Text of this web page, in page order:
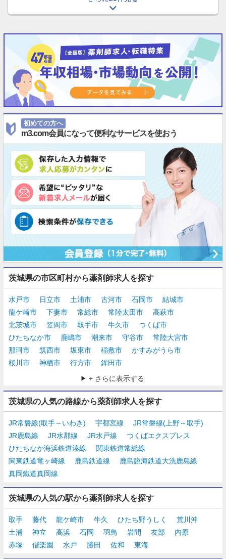
初めての方へ
m3.com会員になって便利なサービスを使おう
茨城県の市区町村から薬剤師求人を探す
水戸市 日立市 土浦市 古河市 石岡市
結城市
龍ケ崎市
下妻市 常総市 常陸太田市
高萩市
北茨城市
笠間市 取手市 牛久市
つくば市
ひたちなか市
鹿嶋市 潮来市 守谷市
常陸大宮市
那珂市
筑西市 坂東市 稲敷市
かすみがうら市
桜川市
神栖市 行方市
鉾田市
+ さらに表示する
茨城県の人気の路線から薬剤師求人を探す
JR常磐線(取手～いわき) 宇都宮線
JR常磐線(上野～取手)
JR鹿島線
JR水郡線 JR水戸線
つくばエクスプレス
ひたちなか海浜鉄道湊線
関東鉄道常総線
関東鉄道竜ヶ崎線
鹿島鉄道線
鹿島臨海鉄道大洗鹿島線
真岡鐵道真岡線
茨城県の人気の駅から薬剤師求人を探す
取手 藤代 龍ケ崎市 牛久 ひたち野うしく
荒川沖
土浦
神立 高浜 石岡 羽鳥 岩間 友部
内原
赤塚
偕楽園 水戸 勝田 佐和 東海